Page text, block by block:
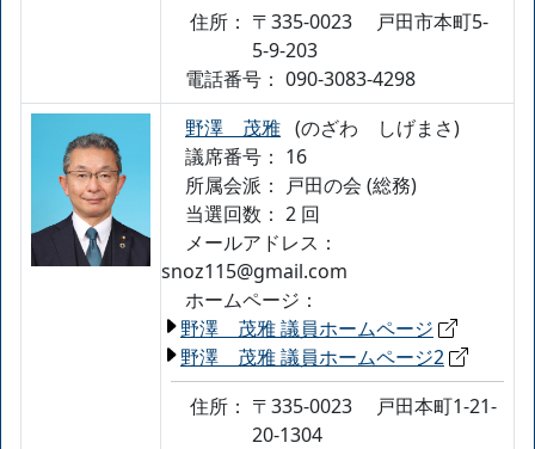
住所： 〒335-0023
戸田市本町5-
5-9-203
電話番号： 090-3083-4298
野澤 茂雅 (のざわ しげまさ)
議席番号： 16
所属会派：
戸田の会 (総務)
当選回数： 2 回
メールアドレス：
snoz115@gmail.com
ホームページ：
野澤 茂雅 議員ホームページ
野澤 茂雅 議員ホームページ2
住所： 〒335-0023
戸田本町1-21-
20-1304